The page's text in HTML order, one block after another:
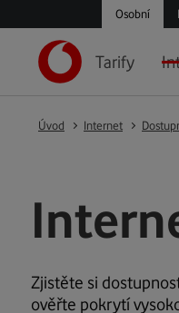
Osobní
Tarify
Úvod Internet
Zjistěte si
ověřte pokrytí